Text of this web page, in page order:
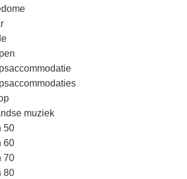
muziek
50
60
70
80